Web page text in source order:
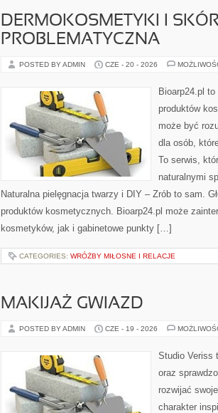
DERMOKOSMETYKI I
PROBLEMATYCZNA
POSTED BY ADMIN CZE - 20 - 2026
Bioarp24.pl
produktów
może być
dla osób,
To serwis,
naturalnymi
Naturalna pielęgnacja twarzy i DIY – Zrób to sam.
produktów kosmetycznych. Bioarp24.pl może
kosmetyków, jak i gabinetowe punkty […]
CATEGORIES: WRÓŻBY MIŁOSNE I RELACJE
MAKIJAŻ GWIAZD
POSTED BY ADMIN CZE - 19 - 2026
Studio Veriss
oraz
rozwijać
charakter